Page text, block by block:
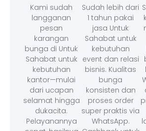
Kami sudah
langganan
pesan
karangan
bunga di Untuk
Sahabat untuk
kebutuhan
kantor—mulai
dari ucapan
selamat hingga
dukacita.
Pelayanannya
Sudah lebih dari
1 tahun pakai
jasa Untuk
Sahabat untuk
kebutuhan
event dan relasi
bisnis. Kualitas
bunga
konsisten dan
proses order
super praktis via
WhatsApp.